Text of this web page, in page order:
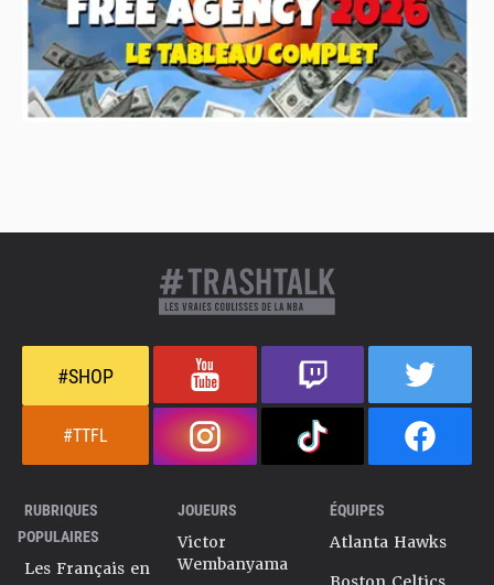
#SHOP
#TTFL
RUBRIQUES
POPULAIRES
Les Français en
JOUEURS
Victor
Wembanyama
ÉQUIPES
Atlanta Hawks